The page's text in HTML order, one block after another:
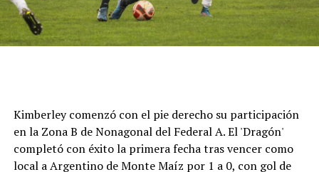
Cómo funciona el Power Ranking de la Fórmula 1
Esta clasificación funciona a través de un panel de cinco
incluye también la clasificación previa y, en caso de
tener, las carreras sprint.
Este análisis tiene la premisa de dejar de lado el
Kimberley comenzó con el pie derecho su participación
en la Zona B de Nonagonal del Federal A. El 'Dragón'
completó con éxito la primera fecha tras vencer como
local a Argentino de Monte Maíz por 1 a 0, con gol de